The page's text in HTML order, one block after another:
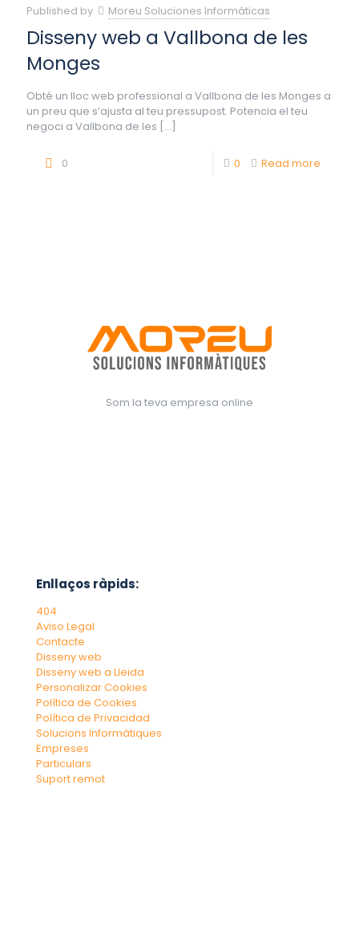
Published by Moreu Soluciones Informáticas
Disseny web a Vallbona de les
Monges
Obté un lloc web professional a Vallbona de les Monges a
un preu que s’ajusta al teu pressupost. Potencia el teu
negoci a Vallbona de les […]
0 0 Read more
Som la teva empresa online
Enllaços ràpids:
404
Aviso Legal
Contacte
Disseny web
Disseny web a Lleida
Personalizar Cookies
Política de Cookies
Política de Privacidad
Solucions Informàtiques
Empreses
Particulars
Suport remot